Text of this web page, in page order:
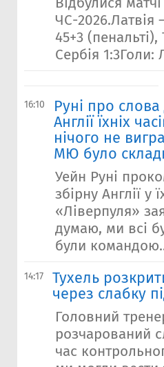
ЧС-2026.Латвія
45+3
Сербія 1:3Голи:
16:10
Руні про
Англії їхніх
нічого не
МЮ було
Уейн Руні
збірну Англії у
«Ліверпуля»
думаю, ми всі
були
14:17
Тухель
через слабку
Головний
розчарований
час